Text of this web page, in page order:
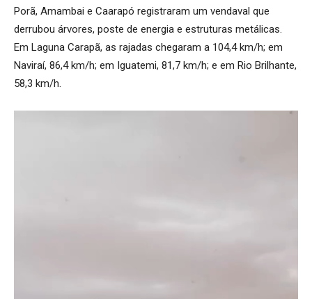
Porã, Amambai e Caarapó registraram um vendaval que
derrubou árvores, poste de energia e estruturas metálicas.
Em Laguna Carapã, as rajadas chegaram a 104,4 km/h; em
Naviraí, 86,4 km/h; em Iguatemi, 81,7 km/h; e em Rio Brilhante,
58,3 km/h.